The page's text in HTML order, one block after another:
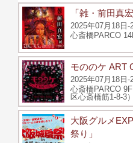
「雑・前田
2025年07月18日-
心斎橋PARCO
モののケ ART
2025年07月18日-
心斎橋PARCO
区心斎橋筋1-8-3）
大阪グルメ
祭り」